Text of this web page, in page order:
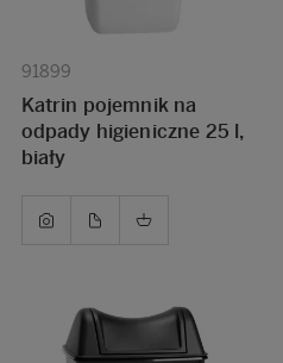
91899
Katrin pojemnik na
odpady higieniczne 25 l,
biały